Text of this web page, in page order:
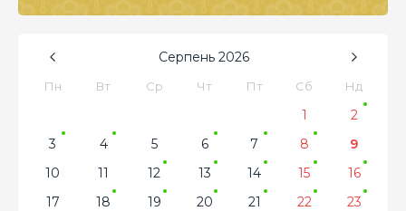
Серпень 2026
Пн Вт Ср Чт Пт Сб Нд
1
2
3
4 5 6 7 8
9
10
11 12 13 14 15
16
17
18 19 20 21 22
23